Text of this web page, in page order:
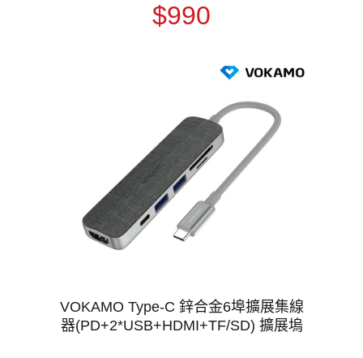
$990
VOKAMO Type-C 鋅合金6埠擴展集線
器(PD+2*USB+HDMI+TF/SD) 擴展塢